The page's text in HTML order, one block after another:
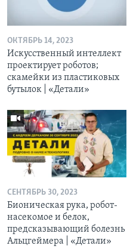
ОКТЯБРЬ 14, 2023
Искусственный интеллект
проектирует роботов;
скамейки из пластиковых
бутылок | «Детали»
СЕНТЯБРЬ 30, 2023
Бионическая рука, робот-
насекомое и белок,
предсказывающий болезнь
Альцгеймера | «Детали»